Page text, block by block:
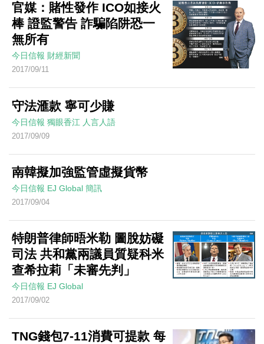
官媒：賭性發作 ICO如接火
棒 證監警告 詐騙陷阱恐一
無所有
今日信報 財經新聞
2017/09/11
守法滙款 寧可少賺
今日信報 獨眼香江 人言人語
2017/09/09
南韓擬加強監管虛擬貨幣
今日信報 EJ Global 簡訊
2017/09/04
特朗普律師晤米勒 圖脫妨礙
司法 共和黨兩議員質疑科米
查希拉莉「未審先判」
今日信報 EJ Global
2017/09/02
TNG錢包7-11消費可提款 每